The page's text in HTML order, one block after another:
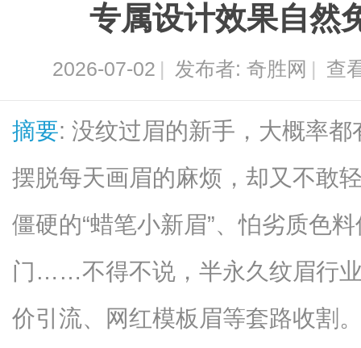
专属设计效果自然
2026-07-02 | 发布者: 奇胜网 | 查
摘要: 没纹过眉的新手，大概率
摆脱每天画眉的麻烦，却又不敢
僵硬的“蜡笔小新眉”、怕劣质色
门……不得不说，半永久纹眉行
价引流、网红模板眉等套路收割